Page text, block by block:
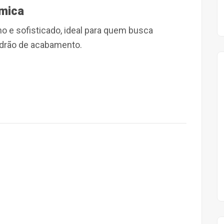
e sofisticado, ideal para quem busca
de acabamento.